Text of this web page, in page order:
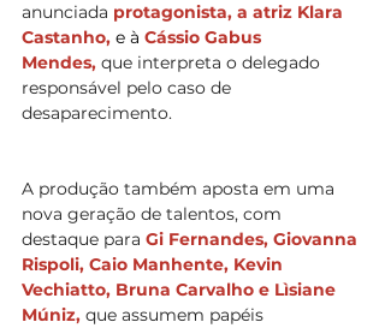
anunciada protagonista, a atriz Klara
Castanho, e à Cássio Gabus
Mendes, que interpreta o delegado
responsável pelo caso de
desaparecimento.
A produção também aposta em uma
nova geração de talentos, com
destaque para Gi Fernandes, Giovanna
Rispoli, Caio Manhente, Kevin
Vechiatto, Bruna Carvalho e Lìsiane
Múniz, que assumem papéis